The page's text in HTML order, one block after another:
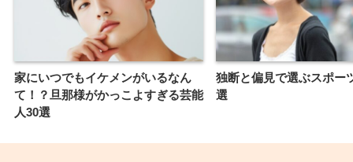
家にいつでもイケメンがいるなん
て！？旦那様がかっこよすぎる芸能
人30選
独断と偏見で選ぶスポー
選